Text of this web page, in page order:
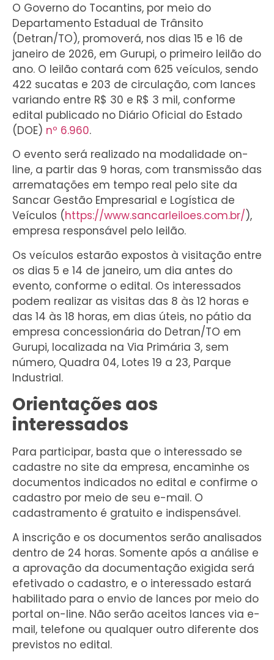
O Governo do Tocantins, por meio do
Departamento Estadual de Trânsito
(Detran/TO), promoverá, nos dias 15 e 16 de
janeiro de 2026, em Gurupi, o primeiro leilão do
ano. O leilão contará com 625 veículos, sendo
422 sucatas e 203 de circulação, com lances
variando entre R$ 30 e R$ 3 mil, conforme
edital publicado no Diário Oficial do Estado
(DOE) nº 6.960.
O evento será realizado na modalidade on-
line, a partir das 9 horas, com transmissão das
arrematações em tempo real pelo site da
Sancar Gestão Empresarial e Logística de
Veículos (https://www.sancarleiloes.com.br/),
empresa responsável pelo leilão.
Os veículos estarão expostos à visitação entre
os dias 5 e 14 de janeiro, um dia antes do
evento, conforme o edital. Os interessados
podem realizar as visitas das 8 às 12 horas e
das 14 às 18 horas, em dias úteis, no pátio da
empresa concessionária do Detran/TO em
Gurupi, localizada na Via Primária 3, sem
número, Quadra 04, Lotes 19 a 23, Parque
Industrial.
Orientações aos
interessados
Para participar, basta que o interessado se
cadastre no site da empresa, encaminhe os
documentos indicados no edital e confirme o
cadastro por meio de seu e-mail. O
cadastramento é gratuito e indispensável.
A inscrição e os documentos serão analisados
dentro de 24 horas. Somente após a análise e
a aprovação da documentação exigida será
efetivado o cadastro, e o interessado estará
habilitado para o envio de lances por meio do
portal on-line. Não serão aceitos lances via e-
mail, telefone ou qualquer outro diferente dos
previstos no edital.